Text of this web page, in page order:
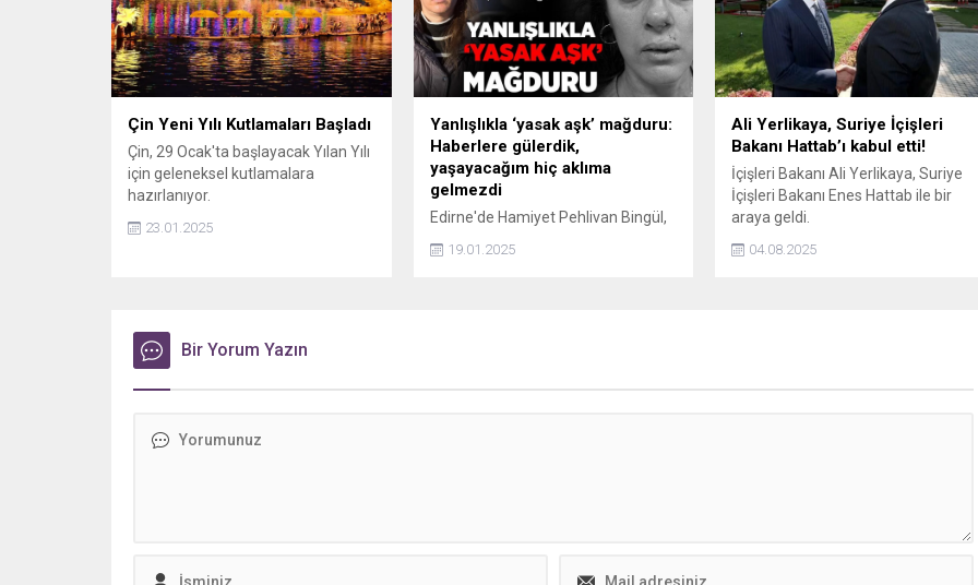
listesini paylaştı.
rolü net olarak belirlenmemekle
birlikte, eğer anne ve...
Çin Yeni Yılı Kutlamaları Başladı
Çin, 29 Ocak'ta başlayacak Yılan Yılı
için geleneksel kutlamalara
hazırlanıyor.
23.01.2025
Yanlışlıkla ‘yasak aşk’ mağduru:
Haberlere gülerdik,
yaşayacağım hiç aklıma
gelmezdi
Edirne'de Hamiyet Pehlivan Bingül,
Y.K. (47) tarafından, evinin önünde
farkına varmadan hemen beni
19.01.2025
Ali Yerlikaya, Suriye İçişleri
Bakanı Hattab’ı kabul etti!
İçişleri Bakanı Ali Yerlikaya, Suriye
İçişleri Bakanı Enes Hattab ile bir
araya geldi.
04.08.2025
Bir Yorum Yazın